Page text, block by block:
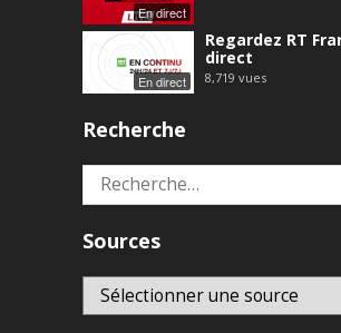
En direct
En direct
Regardez RT
direct
8,719 vues
Recherche
Rechercher :
Sources